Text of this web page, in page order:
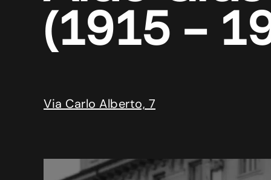
(1915 –
Via Carlo Alberto, 7